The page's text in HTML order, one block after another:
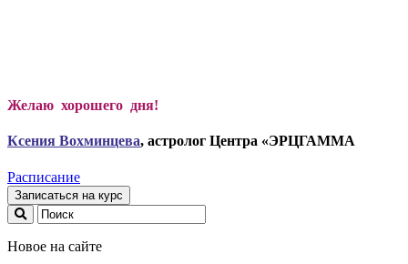
Желаю хорошего дня!
Ксения Вохминцева, астролог Центра «ЭРЦГАММА
Расписание
Записаться на курс
Новое на сайте